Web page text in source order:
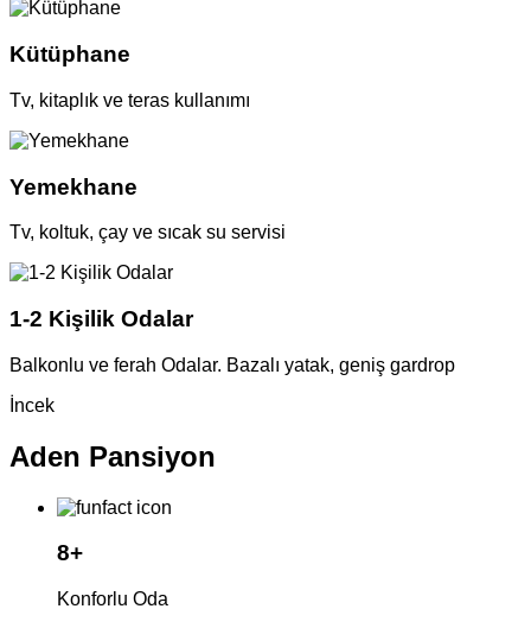
Kütüphane
Tv, kitaplık ve teras kullanımı
Yemekhane
Tv, koltuk, çay ve sıcak su servisi
1-2 Kişilik Odalar
Balkonlu ve ferah Odalar. Bazalı yatak, geniş gardrop
İncek
Aden Pansiyon
8+
Konforlu Oda